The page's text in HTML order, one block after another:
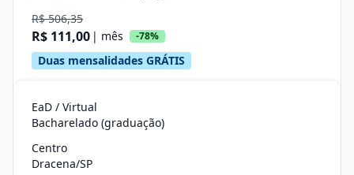
R$ 506,35
R$ 111,00 | mês -78%
Duas mensalidades GRÁTIS
EaD / Virtual
Bacharelado (graduação)
Centro
Dracena/SP